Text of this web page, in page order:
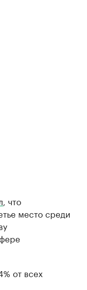
, что
место среди
от всех